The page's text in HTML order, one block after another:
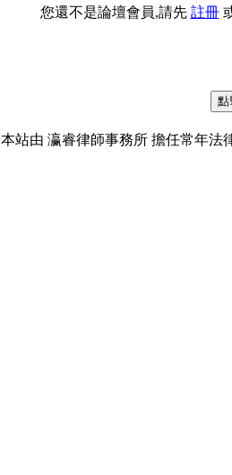
您還不是論壇會員,請先 註冊
本站由 瀛睿律師事務所 擔任常年法